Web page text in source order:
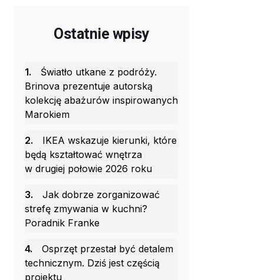
Ostatnie wpisy
1.
Światło utkane z podróży.
Brinova prezentuje autorską
kolekcję abażurów inspirowanych
Marokiem
2.
IKEA wskazuje kierunki, które
będą kształtować wnętrza
w drugiej połowie 2026 roku
3.
Jak dobrze zorganizować
strefę zmywania w kuchni?
Poradnik Franke
4.
Osprzęt przestał być detalem
technicznym. Dziś jest częścią
projektu